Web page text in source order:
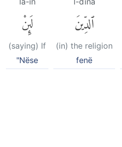
ٱلدِّينَ
(in) the religion
fenë
لَئِنْ
(saying) If
"Nëse